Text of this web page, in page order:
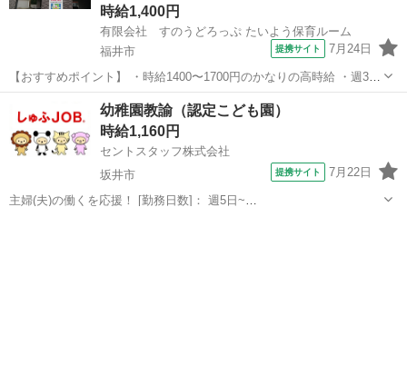
時給1,400円
有限会社 すのうどろっぷ たいよう保育ルーム
福井市
提携サイト 7月24日
【おすすめポイント】 ・時給1400〜1700円のかなりの高時給 ・週3か
らOK！ ・土日祝お休みでプライベート充実。 ・定員30名★ひとりひ
とりと丁寧に関わることができます。 《お仕事内容》 ・お子さんの保
育 ・午睡の対...
保育士
幼稚園教諭（認定こども園）
時給1,160円
セントスタッフ株式会社
坂井市
提携サイト 7月22日
主婦(夫)の働くを応援！ [勤務日数]： 週5日~